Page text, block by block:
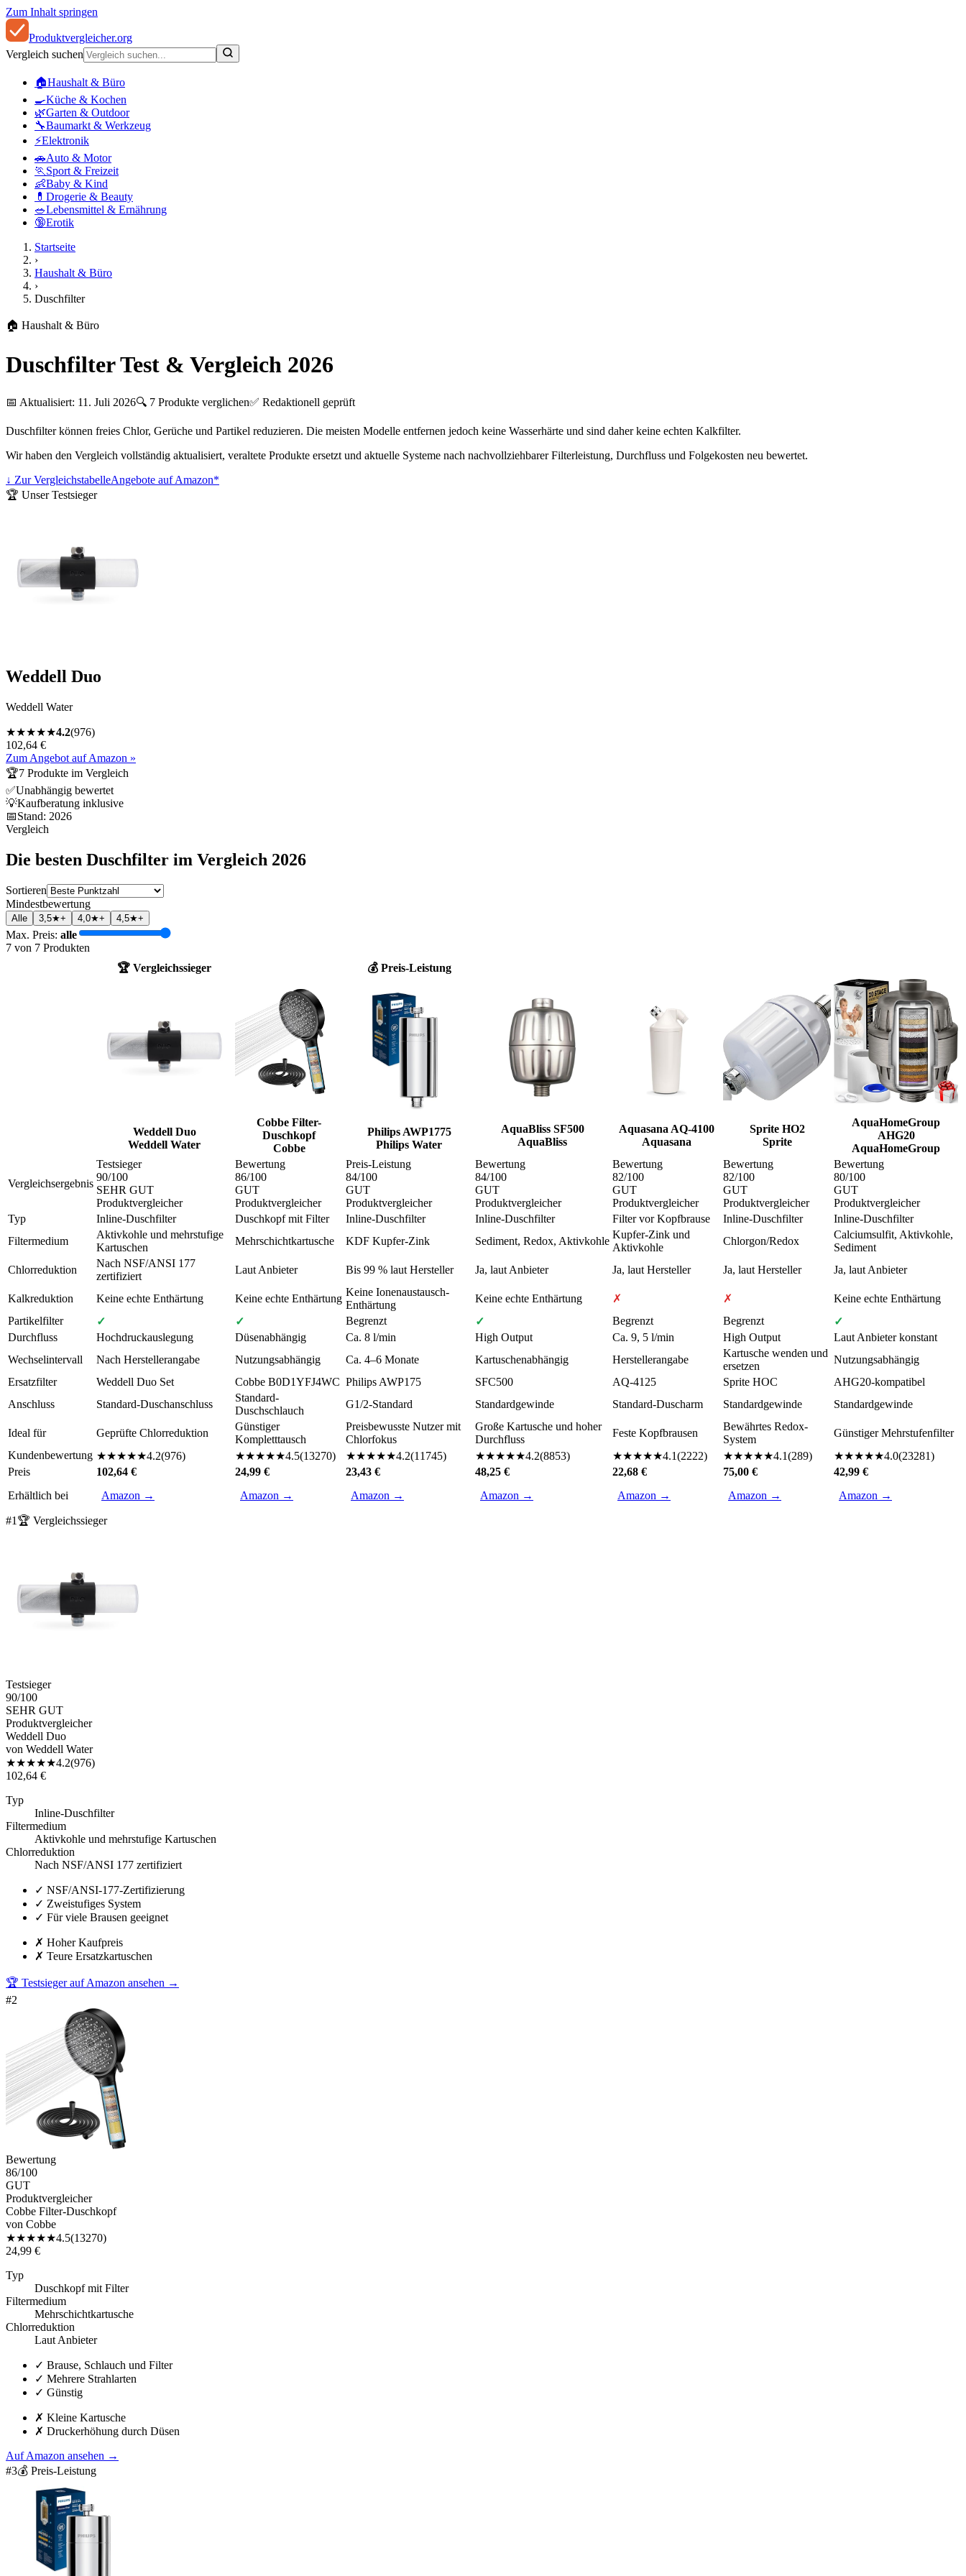
Zum Inhalt springen
Produktvergleicher.org
Vergleich suchen
🏠Haushalt & Büro
🍳Küche & Kochen
🌿Garten & Outdoor
🔧Baumarkt & Werkzeug
⚡Elektronik
🚗Auto & Motor
🏃 Sport & Freizeit
👶Baby & Kind
💊 Drogerie & Beauty
🥗Lebensmittel & Ernährung
🔞Erotik
Startseite
›
Haushalt & Büro
›
Duschfilter
🏠 Haushalt & Büro
Duschfilter Test & Vergleich 2026
📅 Aktualisiert: 11. Juli 2026🔍 7 Produkte verglichen✅ Redaktionell geprüft
Duschfilter können freies Chlor, Gerüche und Partikel reduzieren. Die meisten Modelle entfernen jedoch keine Wasserhärte und sind daher keine echten Kalkfilter.
Wir haben den Vergleich vollständig aktualisiert, veraltete Produkte ersetzt und aktuelle Systeme nach nachvollziehbarer Filterleistung, Durchfluss und Folgekosten neu bewertet.
↓ Zur VergleichstabelleAngebote auf Amazon*
🏆 Unser Testsieger
Weddell Duo
Weddell Water
★★★★★4.2(976)
102,64 €
Zum Angebot auf Amazon »
🏆7 Produkte im Vergleich
✅Unabhängig bewertet
💡Kaufberatung inklusive
📅Stand: 2026
Vergleich
Die besten Duschfilter im Vergleich 2026
Sortieren
Mindestbewertung
Alle 3,5★+ 4,0★+ 4,5★+
Max. Preis: alle
7 von 7 Produkten
🏆 Vergleichssieger
Weddell Duo
Weddell Water
Cobbe Filter-
Duschkopf
Cobbe
💰 Preis-Leistung
Philips AWP1775
Philips Water
AquaBliss SF500
AquaBliss
Aquasana AQ-4100
Aquasana
Sprite HO2
Sprite
AquaHomeGroup
AHG20
AquaHomeGroup
Vergleichsergebnis
Testsieger
90/100
SEHR GUT
Produktvergleicher
Bewertung
86/100
GUT
Produktvergleicher
Preis-Leistung
84/100
GUT
Produktvergleicher
Bewertung
84/100
GUT
Produktvergleicher
Bewertung
82/100
GUT
Produktvergleicher
Bewertung
82/100
GUT
Produktvergleicher
Bewertung
80/100
GUT
Produktvergleicher
Typ
Inline-Duschfilter Duschkopf mit Filter Inline-Duschfilter Inline-Duschfilter Filter vor Kopfbrause Inline-Duschfilter
Inline-Duschfilter
Filtermedium
Aktivkohle und mehrstufige
Kartuschen
Mehrschichtkartusche KDF Kupfer-Zink Sediment, Redox, Aktivkohle
Kupfer-Zink und
Aktivkohle
Chlorgon/Redox
Calciumsulfit, Aktivkohle,
Sediment
Chlorreduktion
Nach NSF/ANSI 177
zertifiziert
Laut Anbieter Bis 99 % laut Hersteller Ja, laut Anbieter Ja, laut Hersteller Ja, laut Hersteller Ja, laut Anbieter
Kalkreduktion Keine echte Enthärtung Keine echte Enthärtung
Keine Ionenaustausch-
Enthärtung
Keine echte Enthärtung ✗ ✗
Keine echte Enthärtung
Partikelfilter
✓ ✓ Begrenzt ✓ Begrenzt Begrenzt
✓
Durchfluss
Hochdruckauslegung Düsenabhängig Ca. 8 l/min High Output Ca. 9, 5 l/min High Output
Laut Anbieter konstant
Wechselintervall
Nach Herstellerangabe Nutzungsabhängig Ca. 4–6 Monate Kartuschenabhängig Herstellerangabe
Kartusche wenden und
ersetzen
Nutzungsabhängig
Ersatzfilter
Weddell Duo Set Cobbe B0D1YFJ4WC Philips AWP175 SFC500 AQ-4125 Sprite HOC
AHG20-kompatibel
Anschluss
Standard-Duschanschluss
Standard-
Duschschlauch
G1/2-Standard Standardgewinde Standard-Duscharm Standardgewinde Standardgewinde
Ideal für Geprüfte Chlorreduktion
Günstiger
Kompletttausch
Preisbewusste Nutzer mit
Chlorfokus
Große Kartusche und hoher
Durchfluss
Feste Kopfbrausen
Bewährtes Redox-
System
Günstiger Mehrstufenfilter
Kundenbewertung ★★★★★4.2(976) ★★★★★4.5(13270) ★★★★★4.2(11745) ★★★★★4.2(8853) ★★★★★4.1(2222) ★★★★★4.1(289) ★★★★★4.0(23281)
Preis
102,64 € 24,99 € 23,43 € 48,25 € 22,68 € 75,00 €
42,99 €
Erhältlich bei
Amazon → Amazon → Amazon → Amazon → Amazon → Amazon → Amazon →
#1 🏆 Vergleichssieger
Testsieger
90/100
SEHR GUT
Produktvergleicher
Weddell Duo
von Weddell Water
★★★★★4.2(976)
102,64 €
Typ
Inline-Duschfilter
Filtermedium
Aktivkohle und mehrstufige Kartuschen
Chlorreduktion
Nach NSF/ANSI 177 zertifiziert
✓ NSF/ANSI-177-Zertifizierung
✓ Zweistufiges System
✓ Für viele Brausen geeignet
✗ Hoher Kaufpreis
✗ Teure Ersatzkartuschen
🏆 Testsieger auf Amazon ansehen →
#2
Bewertung
86/100
GUT
Produktvergleicher
Cobbe Filter-Duschkopf
von Cobbe
★★★★★4.5(13270)
24,99 €
Typ
Duschkopf mit Filter
Filtermedium
Mehrschichtkartusche
Chlorreduktion
Laut Anbieter
✓ Brause, Schlauch und Filter
✓ Mehrere Strahlarten
✓ Günstig
✗ Kleine Kartusche
✗ Druckerhöhung durch Düsen
Auf Amazon ansehen →
#3💰 Preis-Leistung